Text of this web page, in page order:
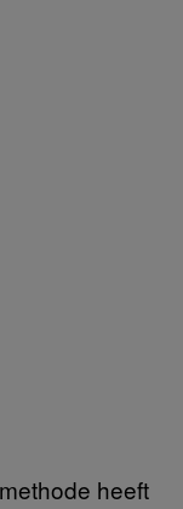
heeft